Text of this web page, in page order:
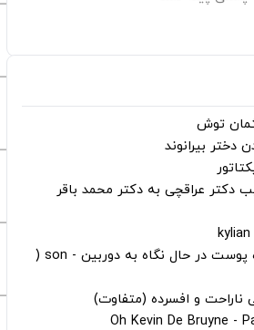
‌توش
دختر بیرانوند
دکتر عراقچی به دکتر محمد باقر
دانلود قالب مرد سیاه پوست در حال نگاه به دوربین - son (
ناراحت و افسرده (متفاوت)